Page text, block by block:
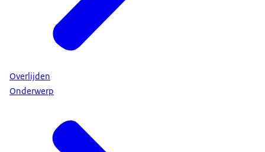
Overlijden
Onderwerp